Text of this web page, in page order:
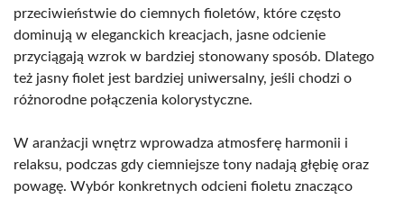
przeciwieństwie do ciemnych fioletów, które często
dominują w eleganckich kreacjach, jasne odcienie
przyciągają wzrok w bardziej stonowany sposób. Dlatego
też jasny fiolet jest bardziej uniwersalny, jeśli chodzi o
różnorodne połączenia kolorystyczne.
W aranżacji wnętrz wprowadza atmosferę harmonii i
relaksu, podczas gdy ciemniejsze tony nadają głębię oraz
powagę. Wybór konkretnych odcieni fioletu znacząco